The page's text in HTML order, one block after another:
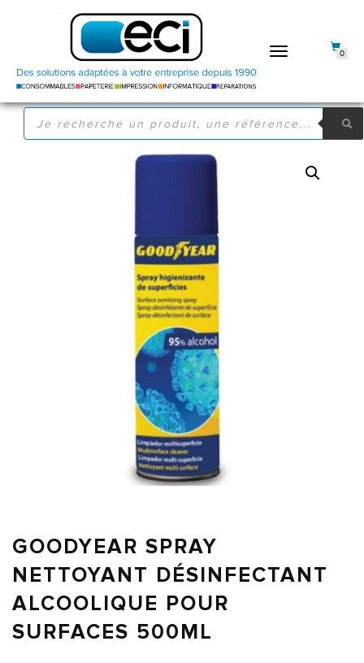
DÉPLIER
RECHERCHE
PRODUITS
0
GOODYEAR SPRAY
NETTOYANT DÉSINFECTANT
ALCOOLIQUE POUR
SURFACES 500ML